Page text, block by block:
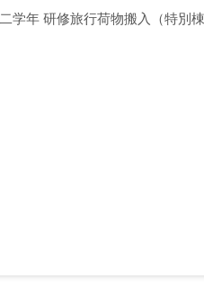
第二学年 研修旅行荷物搬入（特